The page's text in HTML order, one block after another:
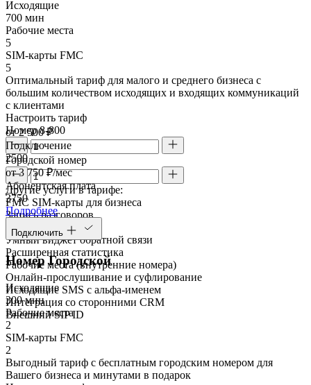
Исходящие
700 мин
Рабочие места
5
SIM-карты FMC
5
Оптимальный тариф для малого и среднего бизнеса с
большим количеством исходящих и входящих коммуникаций
с клиентами
Настроить тариф
Номер 8-800
Городской номер
Другие услуги в тарифе:
FMC SIM-карты для бизнеса
Запись разговоров
Речевая аналитика
Умный виджет обратной связи
Расширенная статистика
Рабочие места (внутренние номера)
Онлайн-прослушивание и суфлирование
Исходящие SMS с альфа-именем
Интеграция со сторонними CRM
Внешний SIP ID
от 2 500 ₽
Подключение
2500
от 3 750 ₽/мес
Абонентская плата
3750
Подробнее
Подключить
Номер Городской
Исходящие
300 мин
Рабочие места
2
SIM-карты FMC
2
Выгодный тариф с бесплатным городским номером для
Вашего бизнеса и минутами в подарок